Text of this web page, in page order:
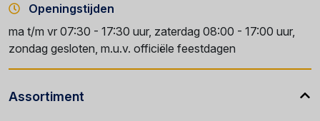
Openingstijden
ma t/m vr 07:30 - 17:30 uur, zaterdag 08:00 - 17:00 uur,
zondag gesloten, m.u.v. officiële feestdagen
Assortiment